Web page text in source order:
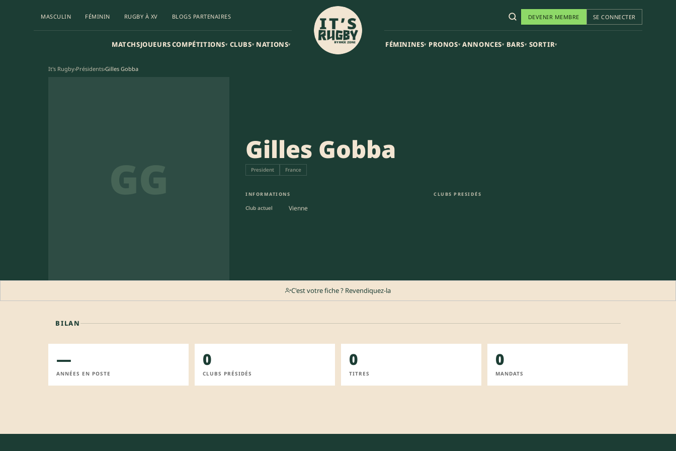
MASCULIN FÉMININ RUGBY À XV BLOGS PARTENAIRES
MATCHSJOUEURSCOMPÉTITIONS▾ CLUBS▾ NATIONS▾
DEVENIR MEMBRE SE CONNECTER
FÉMININES▾ PRONOS▾ ANNONCES▾ BARS▾ SORTIR▾
It's Rugby›Présidents›Gilles Gobba
GG
Gilles Gobba
President France
INFORMATIONS
Club actuel Vienne
CLUBS PRESIDÉS
C'est votre fiche ? Revendiquez-la
BILAN
—
ANNÉES EN POSTE
0
CLUBS PRÉSIDÉS
0
TITRES
0
MANDATS